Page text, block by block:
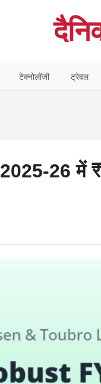
टेक्नोलॉजी ट्रेवल
2025-26